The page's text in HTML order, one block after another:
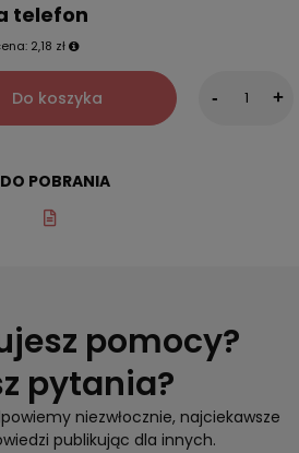
telefon
2,18 zł
Do koszyka - +
DO POBRANIA
pomocy?
pytania?
niezwłocznie, najciekawsze
publikując dla innych.